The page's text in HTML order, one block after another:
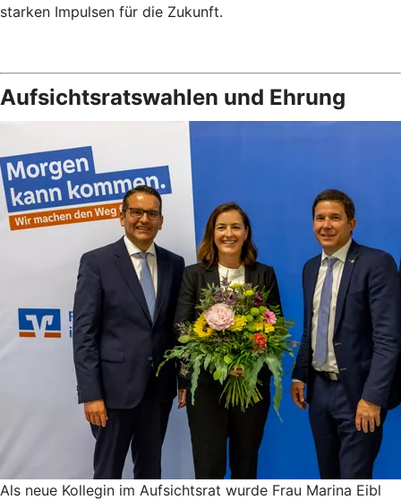
starken Impulsen für die Zukunft.
Aufsichtsratswahlen und Ehrung
Als neue Kollegin im Aufsichtsrat wurde Frau Marina Eibl